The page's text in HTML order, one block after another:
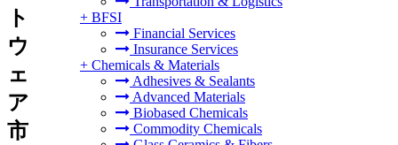
+ BFSI
Financial Services
Insurance Services
+ Chemicals & Materials
Adhesives & Sealants
Advanced Materials
Biobased Chemicals
Commodity Chemicals
ト
ウ
ェ
ア
市